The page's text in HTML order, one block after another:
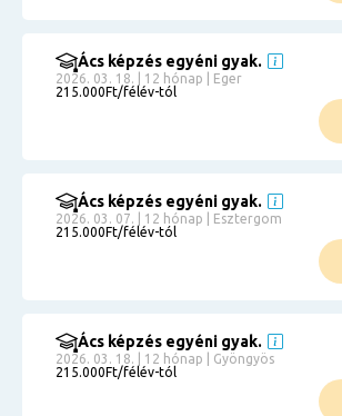
Ács képzés egyéni gyak.
2026. 03. 18. | 12 hónap | Eger
215.000Ft/félév-tól
Ács képzés egyéni gyak.
2026. 03. 07. | 12 hónap | Esztergom
215.000Ft/félév-tól
Ács képzés egyéni gyak.
2026. 03. 18. | 12 hónap | Gyöngyös
215.000Ft/félév-tól